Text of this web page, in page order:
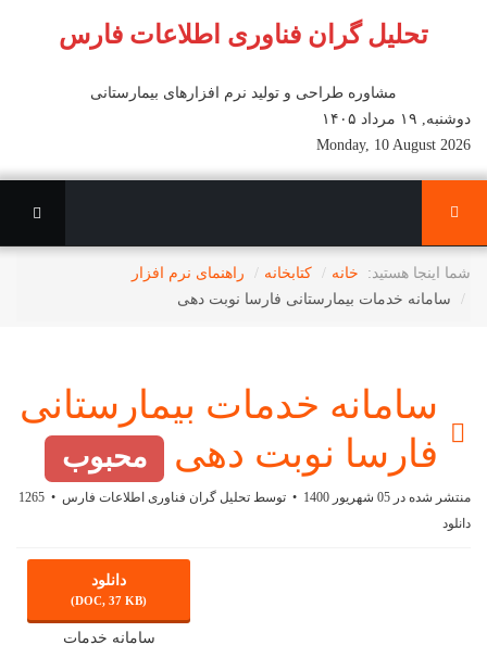
تحلیل گران فناوری اطلاعات فارس
مشاوره طراحی و تولید نرم افزارهای بیمارستانی
دوشنبه, ۱۹ مرداد ۱۴۰۵
Monday, 10 August 2026
شما اینجا هستید: خانه کتابخانه
راهنمای نرم افزار
سامانه خدمات بیمارستانی فارسا نوبت دهی
اسناد
سامانه خدمات بیمارستانی
فارسا نوبت دهی
محبوب
منتشر شده در 05 شهریور 1400 توسط تحلیل گران فناوری اطلاعات فارس
1265
دانلود
دانلود
(DOC, 37 KB)
سامانه خدمات